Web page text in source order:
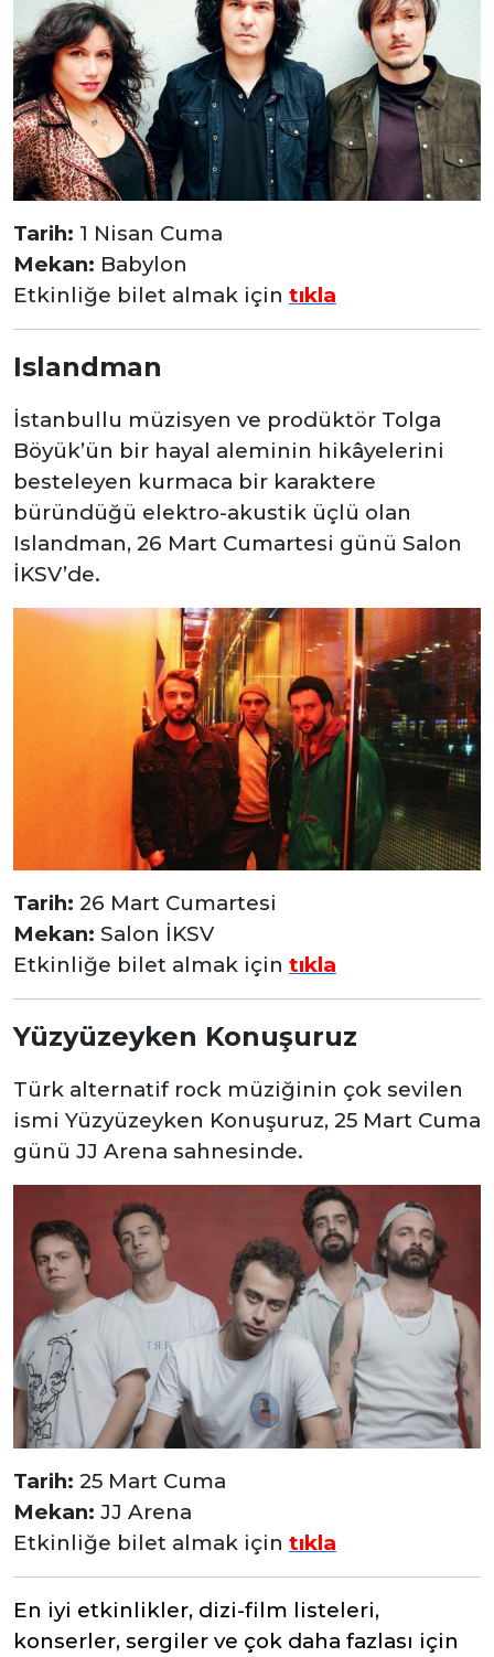
Tarih: 1 Nisan Cuma
Mekan: Babylon
Etkinliğe bilet almak için tıkla
Islandman
İstanbullu müzisyen ve prodüktör Tolga
Böyük’ün bir hayal aleminin hikâyelerini
besteleyen kurmaca bir karaktere
büründüğü elektro-akustik üçlü olan
Islandman, 26 Mart Cumartesi günü Salon
İKSV’de.
Tarih: 26 Mart Cumartesi
Mekan: Salon İKSV
Etkinliğe bilet almak için tıkla
Yüzyüzeyken Konuşuruz
Türk alternatif rock müziğinin çok sevilen
ismi Yüzyüzeyken Konuşuruz, 25 Mart Cuma
günü JJ Arena sahnesinde.
Tarih: 25 Mart Cuma
Mekan: JJ Arena
Etkinliğe bilet almak için tıkla
En iyi etkinlikler, dizi-film listeleri,
konserler, sergiler ve çok daha fazlası için